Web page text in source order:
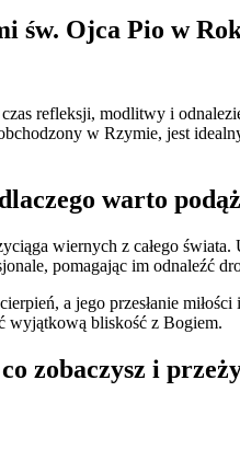
św. Ojca Pio w
refleksji, modlitwy i
w Rzymie, jest
warto
wiernych z całego
pomagając im odnaleźć
a jego przesłanie
wyjątkową bliskość z Bogiem.
zobaczysz i